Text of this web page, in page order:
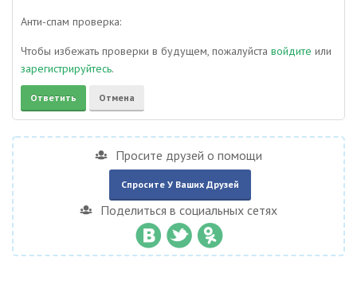
Анти-спам проверка:
Чтобы избежать проверки в будущем, пожалуйста войдите или
зарегистрируйтесь.
Просите друзей о помощи
Спросите У Ваших Друзей
Поделиться в социальных сетях